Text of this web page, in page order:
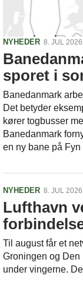
NYHEDER 8. JUL
sporet i
Banedanmark
Det betyder
kører togbusser
Banedanmark
en ny bane på Fyn
NYHEDER 8. JUL
Lufthavn
Til august får et
Groningen og
under vingerne.